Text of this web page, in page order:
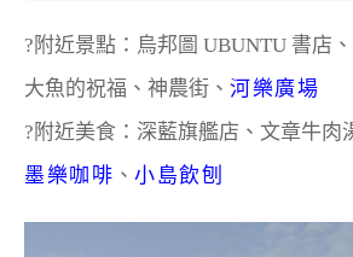
?附近景點：烏邦圖 UBUNTU 書店
大魚的祝福、神農街、 河樂廣場
?附近美食：深藍旗艦店、文章牛肉
墨樂咖啡 、 小島飲刨